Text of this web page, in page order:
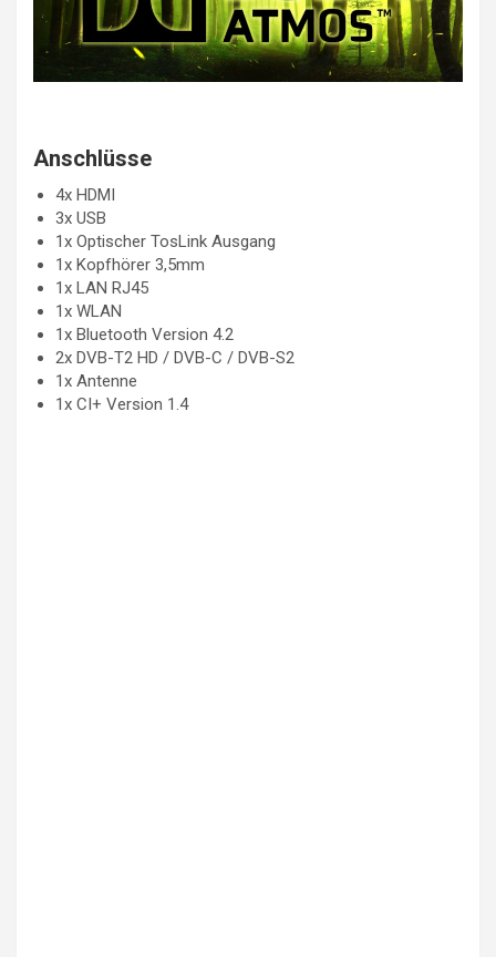
Anschlüsse
4x HDMI
3x USB
1x Optischer TosLink Ausgang
1x Kopfhörer 3,5mm
1x LAN RJ45
1x WLAN
1x Bluetooth Version 4.2
2x DVB-T2 HD / DVB-C / DVB-S2
1x Antenne
1x CI+ Version 1.4